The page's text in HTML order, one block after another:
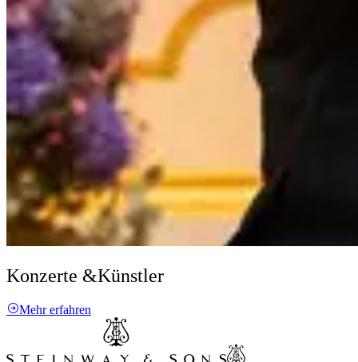
Konzerte &Künstler
Mehr erfahren